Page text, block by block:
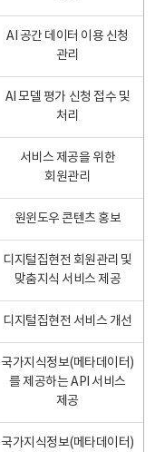
AI 공간 데이터 이용 신청
관리
AI 모델 평가 신청 접수 및
처리
서비스 제공을 위한
회원관리
원윈도우 콘텐츠 홍보
디지털집현전 회원관리 및
맞춤지식 서비스 제공
디지털집현전 서비스 개선
국가지식정보(메타데이터)
를 제공하는 API 서비스
제공
국가지식정보(메타데이터)